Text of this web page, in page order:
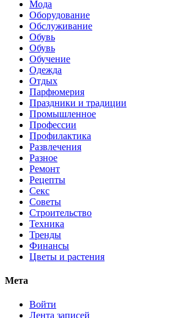
Мода
Оборудование
Обслуживание
Обувь
Обувь
Обучение
Одежда
Отдых
Парфюмерия
Праздники и традиции
Промышленное
Профессии
Профилактика
Развлечения
Разное
Ремонт
Рецепты
Секс
Советы
Строительство
Техника
Тренды
Финансы
Цветы и растения
Мета
Войти
Лента записей